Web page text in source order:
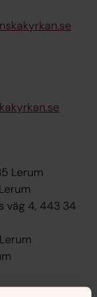
Lerum
väg 4, 443 34